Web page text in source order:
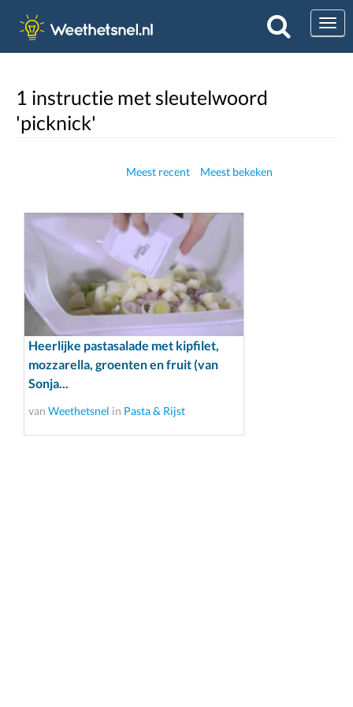
1 instructie met sleutelwoord
'picknick'
Meest recent Meest bekeken
Heerlijke pastasalade met kipfilet,
mozzarella, groenten en fruit (van
Sonja...
van Weethetsnel in Pasta & Rijst